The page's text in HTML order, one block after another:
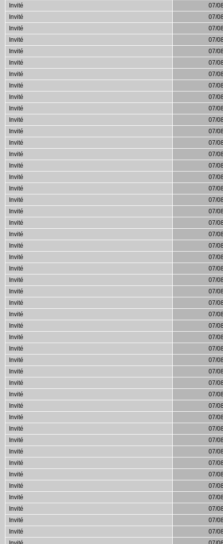
Invité
07/
Invité
07/
Invité
07/
Invité
07/
Invité
07/
Invité
07/
Invité
07/
Invité
07/
Invité
07/
Invité
07/
Invité
07/
Invité
07/
Invité
07/
Invité
07/
Invité
07/
Invité
07/
Invité
07/
Invité
07/
Invité
07/
Invité
07/
Invité
07/
Invité
07/
Invité
07/
Invité
07/
Invité
07/
Invité
07/
Invité
07/
Invité
07/
Invité
07/
Invité
07/
Invité
07/
Invité
07/
Invité
07/
Invité
07/
Invité
07/
Invité
07/
Invité
07/
Invité
07/
Invité
07/
Invité
07/
Invité
07/
Invité
07/
Invité
07/
Invité
07/
Invité
07/
Invité
07/
Invité
07/